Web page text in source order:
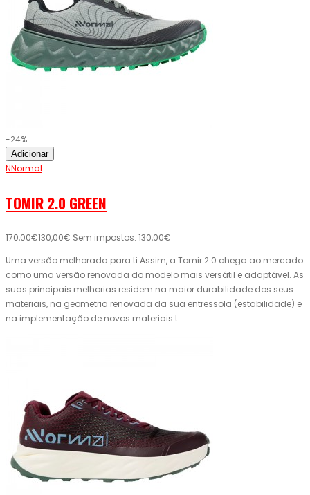
-24%
Adicionar
NNormal
TOMIR 2.0 GREEN
170,00€130,00€ Sem impostos: 130,00€
Uma versão melhorada para ti.Assim, a Tomir 2.0 chega ao mercado
como uma versão renovada do modelo mais versátil e adaptável. As
suas principais melhorias residem na maior durabilidade dos seus
materiais, na geometria renovada da sua entressola (estabilidade) e
na implementação de novos materiais t..